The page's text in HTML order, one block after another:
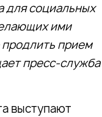
для социальных
ими
прием
пресс-служба
выступают